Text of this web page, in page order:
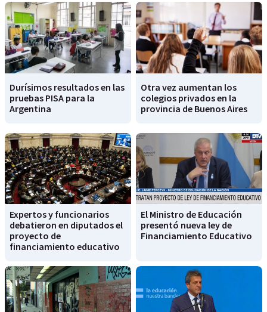
Durísimos resultados en las
pruebas PISA para la
Argentina
Otra vez aumentan los
colegios privados en la
provincia de Buenos Aires
Expertos y funcionarios
debatieron en diputados el
proyecto de
financiamiento educativo
El Ministro de Educación
presentó nueva ley de
Financiamiento Educativo